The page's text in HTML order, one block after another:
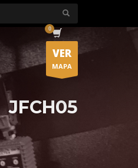
VER
MAPA
JFCH05